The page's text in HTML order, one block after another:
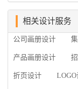
练
产
在
个
相关设计服务
公司画册设计
产品画册设计
折页设计